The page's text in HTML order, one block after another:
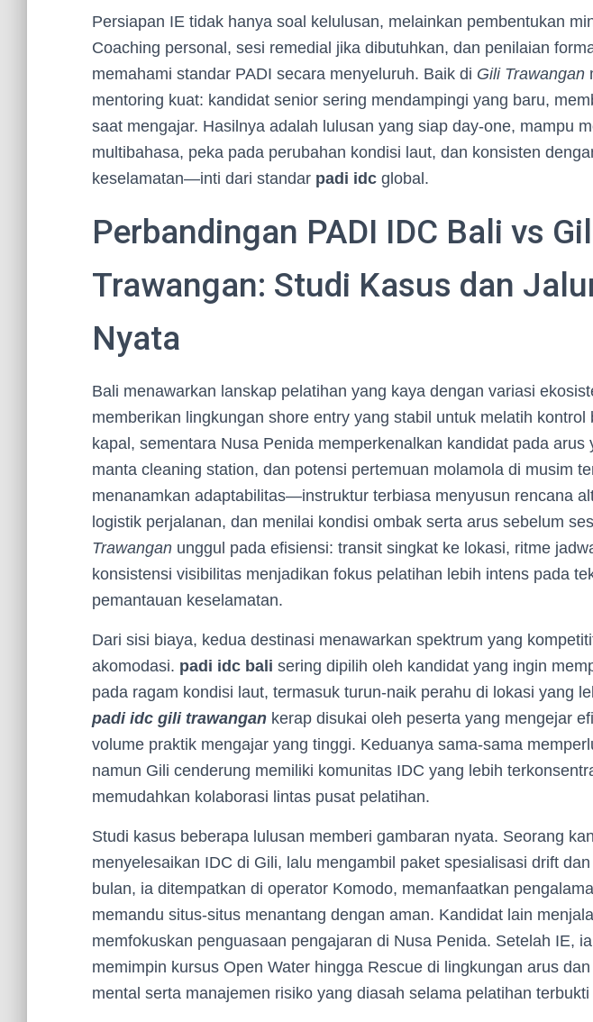
Persiapan IE tidak hanya soal kelulusan, melainkan pembentukan
Coaching personal, sesi remedial jika dibutuhkan, dan penilaian
memahami standar PADI secara menyeluruh. Baik di Gili Trawangan
mentoring kuat: kandidat senior sering mendampingi yang baru,
saat mengajar. Hasilnya adalah lulusan yang siap day-one, mampu
multibahasa, peka pada perubahan kondisi laut, dan konsisten
keselamatan—inti dari standar padi idc global.
Perbandingan PADI IDC Bali vs
Trawangan: Studi Kasus dan
Nyata
Bali menawarkan lanskap pelatihan yang kaya dengan variasi
memberikan lingkungan shore entry yang stabil untuk melatih kontrol
kapal, sementara Nusa Penida memperkenalkan kandidat pada arus
manta cleaning station, dan potensi pertemuan molamola di musim
menanamkan adaptabilitas—instruktur terbiasa menyusun rencana
logistik perjalanan, dan menilai kondisi ombak serta arus sebelum
Trawangan unggul pada efisiensi: transit singkat ke lokasi, ritme
konsistensi visibilitas menjadikan fokus pelatihan lebih intens pada
pemantauan keselamatan.
Dari sisi biaya, kedua destinasi menawarkan spektrum yang
akomodasi. padi idc bali sering dipilih oleh kandidat yang ingin
pada ragam kondisi laut, termasuk turun-naik perahu di lokasi yang
padi idc gili trawangan kerap disukai oleh peserta yang mengejar
volume praktik mengajar yang tinggi. Keduanya sama-sama
namun Gili cenderung memiliki komunitas IDC yang lebih
memudahkan kolaborasi lintas pusat pelatihan.
Studi kasus beberapa lulusan memberi gambaran nyata. Seorang
menyelesaikan IDC di Gili, lalu mengambil paket spesialisasi drift
bulan, ia ditempatkan di operator Komodo, memanfaatkan
memandu situs-situs menantang dengan aman. Kandidat lain
memfokuskan penguasaan pengajaran di Nusa Penida. Setelah IE,
memimpin kursus Open Water hingga Rescue di lingkungan arus
mental serta manajemen risiko yang diasah selama pelatihan